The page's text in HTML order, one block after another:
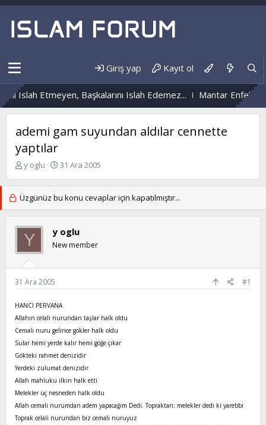
Giriş yap Kayıt ol
Islah Etmeyen, Başkalarını Islah Edemez... Mantar
ademi gam suyundan aldılar cennette
yaptılar
K
b
u
u
b
a
ş
l
a
a
n
y oglu
B
a
g
ç
a
h
i
31 Ara 2005
Üzgünüz bu konu cevaplar için kapatılmıştır...
Y y oglu
New member
31 Ara 2005 #1
HANCI PERVANA
Allahın celali nurundan taşlar halk oldu
Cemali nuru gelince gökler halk oldu
Sular hemi yerde kalır hemi göğe çıkar
Gökteki rahmet denizidir
Yerdeki zülumat denizidir
Allah mahluku ilkin halk etti
Melekler üç nesneden halk oldu
Allah cemali nurumdan adem yapacağım Dedi. Topraktan; melekler dedi ki yarebbi
Toprak celali nurundan biz cemali nuruyuz